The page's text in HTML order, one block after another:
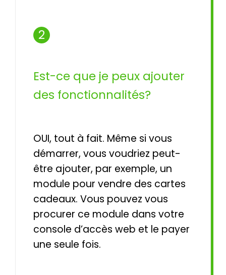
2
Est-ce que je peux ajouter
des fonctionnalités?
OUI, tout à fait. Même si vous
démarrer, vous voudriez peut-
être ajouter, par exemple, un
module pour vendre des cartes
cadeaux. Vous pouvez vous
procurer ce module dans votre
console d’accès web et le payer
une seule fois.